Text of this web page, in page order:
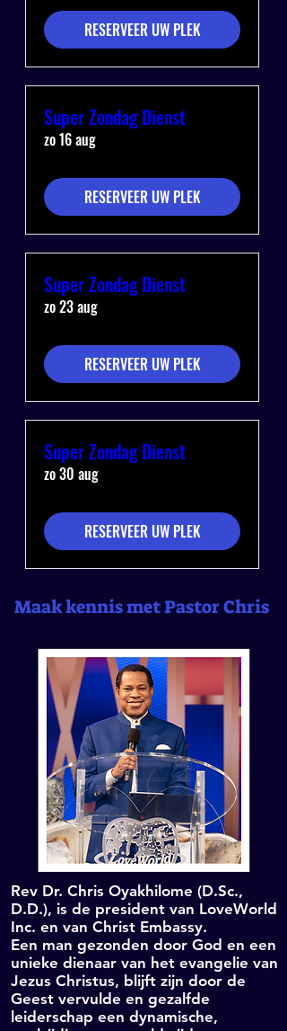
RESERVEER UW PLEK
Super Zondag Dienst
zo 16 aug
RESERVEER UW PLEK
Super Zondag Dienst
zo 23 aug
RESERVEER UW PLEK
Super Zondag Dienst
zo 30 aug
RESERVEER UW PLEK
Maak kennis met Pastor Chris
Rev Dr. Chris Oyakhilome (D.Sc.,
D.D.), is de president van LoveWorld
Inc. en van Christ Embassy.
Een man gezonden door God en een
unieke dienaar van het evangelie van
Jezus Christus, blijft zijn door de
Geest vervulde en gezalfde
leiderschap een dynamische,